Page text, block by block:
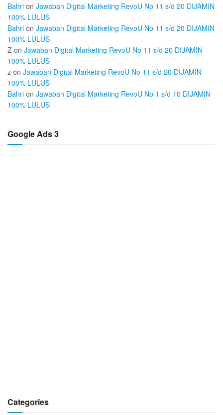
Bahri on Jawaban Digital Marketing RevoU No 11 s/d 20 DIJAMIN
100% LULUS
Bahri on Jawaban Digital Marketing RevoU No 11 s/d 20 DIJAMIN
100% LULUS
Z on Jawaban Digital Marketing RevoU No 11 s/d 20 DIJAMIN
100% LULUS
z on Jawaban Digital Marketing RevoU No 11 s/d 20 DIJAMIN
100% LULUS
Bahri on Jawaban Digital Marketing RevoU No 1 s/d 10 DIJAMIN
100% LULUS
Google Ads 3
Categories